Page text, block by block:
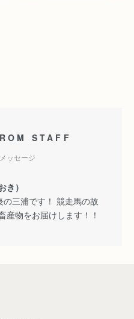
STAFF
ッセージ
）
三浦です！ 競走馬の故
産物をお届けします！！